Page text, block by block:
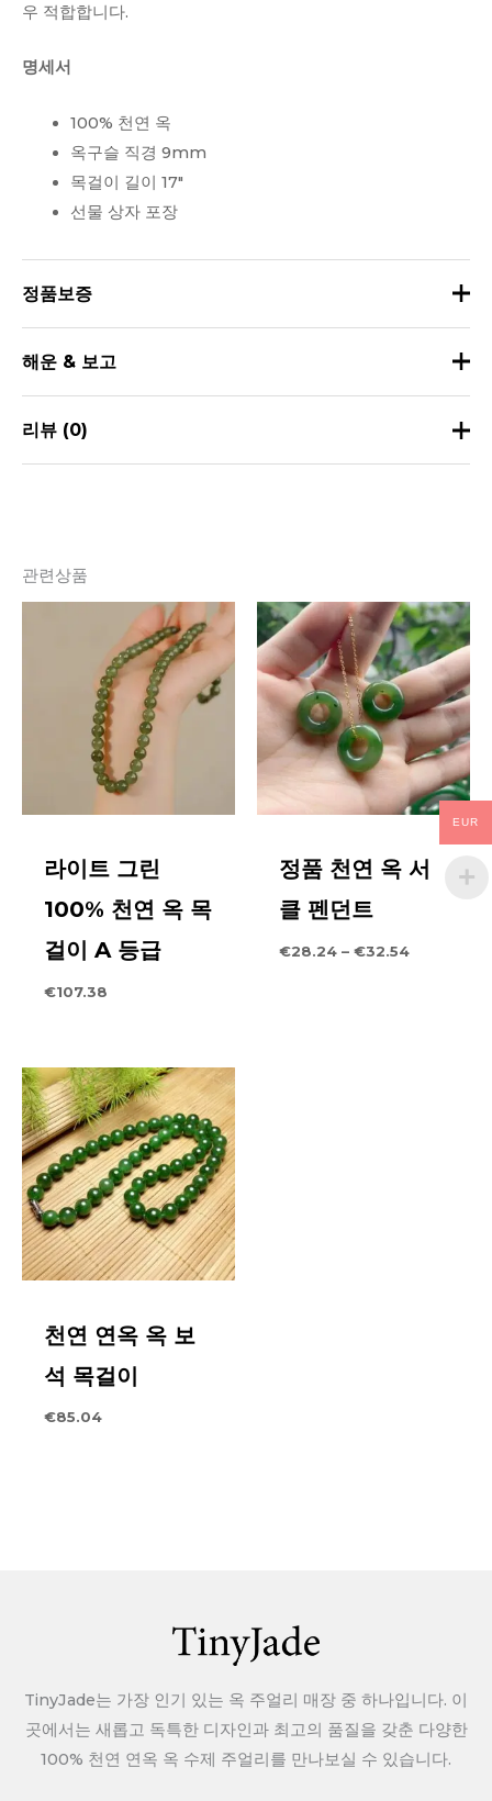
우 적합합니다.
명세서
100% 천연 옥
옥구슬 직경 9mm
목걸이 길이 17″
선물 상자 포장
정품보증
우리의 모든 옥은 100% 천연 연옥임을 보장합니다.
주얼리는 배송 전에 GIA 보석학자의 인증을 받았습니다.
립니다.
TinyJade 보장–우리는 우리가 판매하는 모든 주얼리 제품을
지지합니다!
해운 & 보고
DHL / EMS / USPS / 페덱스
/
UPS / 익스프레스
모든 배송비는$15.9
(배송 보험
포함) 지금
미국
영국
7-16 영업
일
기타
국가
보통 7-21
영업일
추가 배송 정보 확인 >>
배송 전, 환불 신청이 가능합니다.
2) 신용카드 결제 환불 도착 기간(보통 영업일 기준 약 7~20
일)
우리는 각 주문에 대해 포괄적인 30일 반품 보장을 제공합
니다. 상품을 반품하려면 배송 주소를 당사에 문의해야 합니
다.참고: 모든 항목은 원래 상태여야 합니다.
을 찍어 고객 서비스에 보내주세요. 품질 문제 품목에 대해서
는 당사가 책임을 집니다.
반품 및 환불에 대한 자세한 내용을 확인해주세요. >>>
리뷰 (0)
가장 먼저 리뷰를 작성해 보세요.녹색 천
연 옥 구슬 목걸이”
귀하의 이메일 주소는 공개되지 않습니다. 필수 입력란
이 표시되어 있습니다
*
귀하의 평가*
귀하의 리뷰
이름*
다음에 댓글을 달 때 내 이름, 이메일, 웹사이트를 이
브라우저에 저장하세요.
관련상품
라이트 그린
100% 천연 옥 목
걸이 A 등급
€107.38
정품 천연 옥 서
클 펜던트
€28.24 – €32.54가
천연 연옥 옥 보
석 목걸이
€85.04
TinyJade는 가장 인기 있는 옥 주얼리 매장 중 하나입니다. 이
곳에서는 새롭고 독특한 디자인과 최고의 품질을 갖춘 다양한
100% 천연 연옥 옥 수제 주얼리를 만나보실 수 있습니다.
EUR